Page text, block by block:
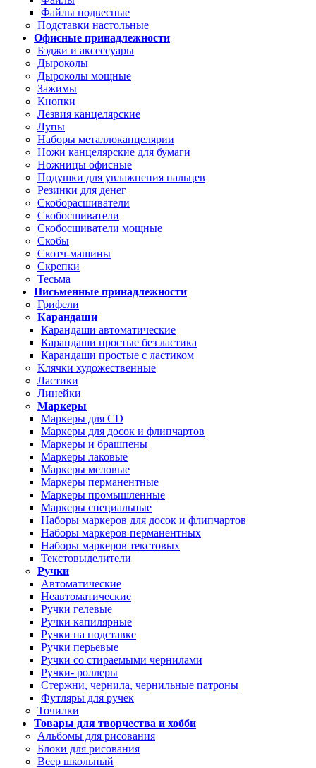
Файлы подвесные
Подставки настольные
Офисные принадлежности
Бэджи и аксессуары
Дыроколы
Дыроколы мощные
Зажимы
Кнопки
Лезвия канцелярские
Лупы
Наборы металлоканцелярии
Ножи канцелярские для бумаги
Ножницы офисные
Подушки для увлажнения пальцев
Резинки для денег
Скоборасшиватели
Скобосшиватели
Скобосшиватели мощные
Скобы
Скотч-машины
Скрепки
Тесьма
Письменные принадлежности
Грифели
Карандаши
Карандаши автоматические
Карандаши простые без ластика
Карандаши простые с ластиком
Клячки художественные
Ластики
Линейки
Маркеры
Маркеры для CD
Маркеры для досок и флипчартов
Маркеры и брашпены
Маркеры лаковые
Маркеры меловые
Маркеры перманентные
Маркеры промышленные
Маркеры специальные
Наборы маркеров для досок и флипчартов
Наборы маркеров перманентных
Наборы маркеров текстовых
Текстовыделители
Ручки
Автоматические
Неавтоматические
Ручки гелевые
Ручки капилярные
Ручки на подставке
Ручки перьевые
Ручки со стираемыми чернилами
Ручки- роллеры
Стержни, чернила, чернильные патроны
Футляры для ручек
Точилки
Товары для творчества и хобби
Альбомы для рисования
Блоки для рисования
Веер школьный